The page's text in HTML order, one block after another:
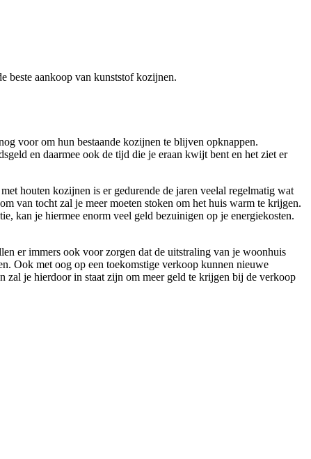
beste aankoop van kunststof kozijnen.
voor om hun bestaande kozijnen te blijven opknappen.
en daarmee ook de tijd die je eraan kwijt bent en het ziet er
houten kozijnen is er gedurende de jaren veelal regelmatig wat
van tocht zal je meer moeten stoken om het huis warm te krijgen.
kan je hiermee enorm veel geld bezuinigen op je energiekosten.
er immers ook voor zorgen dat de uitstraling van je woonhuis
Ook met oog op een toekomstige verkoop kunnen nieuwe
je hierdoor in staat zijn om meer geld te krijgen bij de verkoop